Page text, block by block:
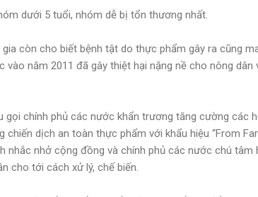
dưới 5 tuổi, nhóm dễ bị tổn thương nhất.
còn cho biết bệnh tật do thực phẩm gây ra cũng
vào năm 2011 đã gây thiệt hại nặng nề cho nông
gọi chính phủ các nước khẩn trương tăng cường các
chiến dịch an toàn thực phẩm với khẩu hiệu “From
nhắc nhở cộng đồng và chính phủ các nước chú
cho tới cách xử lý, chế biến.